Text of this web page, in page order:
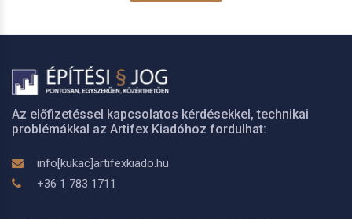
Az előfizetéssel kapcsolatos kérdésekkel, technikai
problémákkal az Artifex Kiadóhoz fordulhat:
info[kukac]artifexkiado.hu
+36 1 783 1711